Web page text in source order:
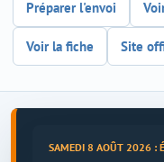
Préparer l'envoi
Voir la fiche Site
SAMEDI 8 AOÛT 2026 :